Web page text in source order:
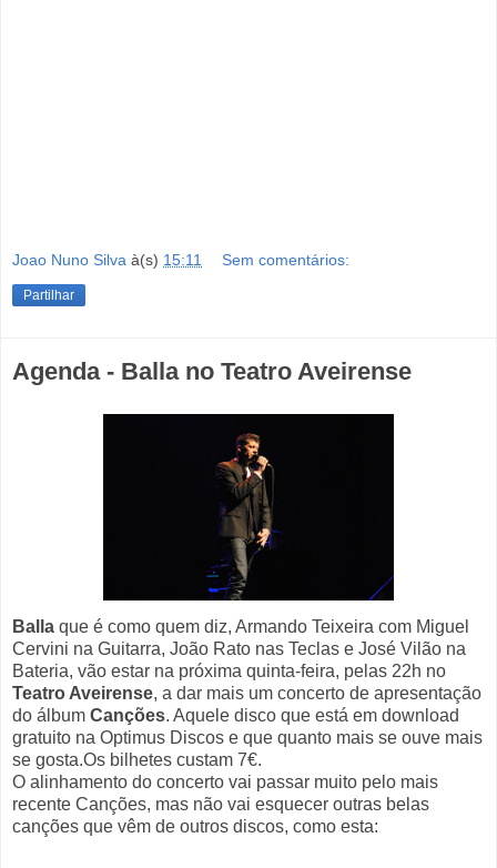
Joao Nuno Silva à(s) 15:11 Sem comentários:
Partilhar
Agenda - Balla no Teatro Aveirense
Balla que é como quem diz, Armando Teixeira com Miguel
Cervini na Guitarra, João Rato nas Teclas e José Vilão na
Bateria, vão estar na próxima quinta-feira, pelas 22h no
Teatro Aveirense, a dar mais um concerto de apresentação
do álbum Canções. Aquele disco que está em download
gratuito na Optimus Discos e que quanto mais se ouve mais
se gosta.Os bilhetes custam 7€.
O alinhamento do concerto vai passar muito pelo mais
recente Canções, mas não vai esquecer outras belas
canções que vêm de outros discos, como esta: